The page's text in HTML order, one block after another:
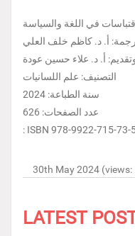
في اللغة والسياسة
أ. د. كاظم خلف العلي
أ. د. علاء حسين عودة
التصنيف: علم اللسانيات
سنة الطباعة: 2024
عدد الصفحات: 626
: ISBN 978-9922-715-73-
30th May 2024 (views:
LATEST